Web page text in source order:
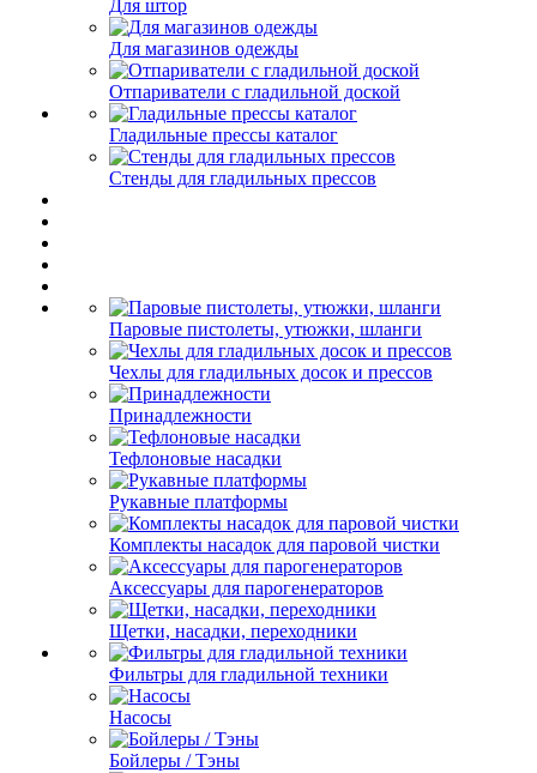
Для штор
Для магазинов одежды
Отпариватели с гладильной доской
Гладильные прессы каталог
Стенды для гладильных прессов
Паровые пистолеты, утюжки, шланги
Чехлы для гладильных досок и прессов
Принадлежности
Тефлоновые насадки
Рукавные платформы
Комплекты насадок для паровой чистки
Аксессуары для парогенераторов
Щетки, насадки, переходники
Фильтры для гладильной техники
Насосы
Бойлеры / Тэны